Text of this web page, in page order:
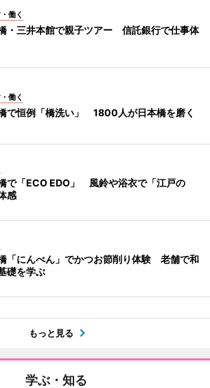
働く
・三井本館で親子ツアー 信託銀行で仕事体
働く
で恒例「橋洗い」 1800人が日本橋を磨く
で「ECO EDO」 風鈴や浴衣で「江戸の
感
「にんべん」でかつお節削り体験 老舗で和
礎を学ぶ
もっと見る
学ぶ・知る